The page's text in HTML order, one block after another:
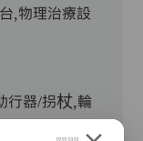
,物理治療設
行器/拐杖,輪